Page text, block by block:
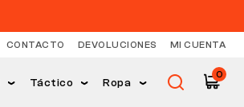
CONTACTO DEVOLUCIONES MI CUENTA
Táctico Ropa
0